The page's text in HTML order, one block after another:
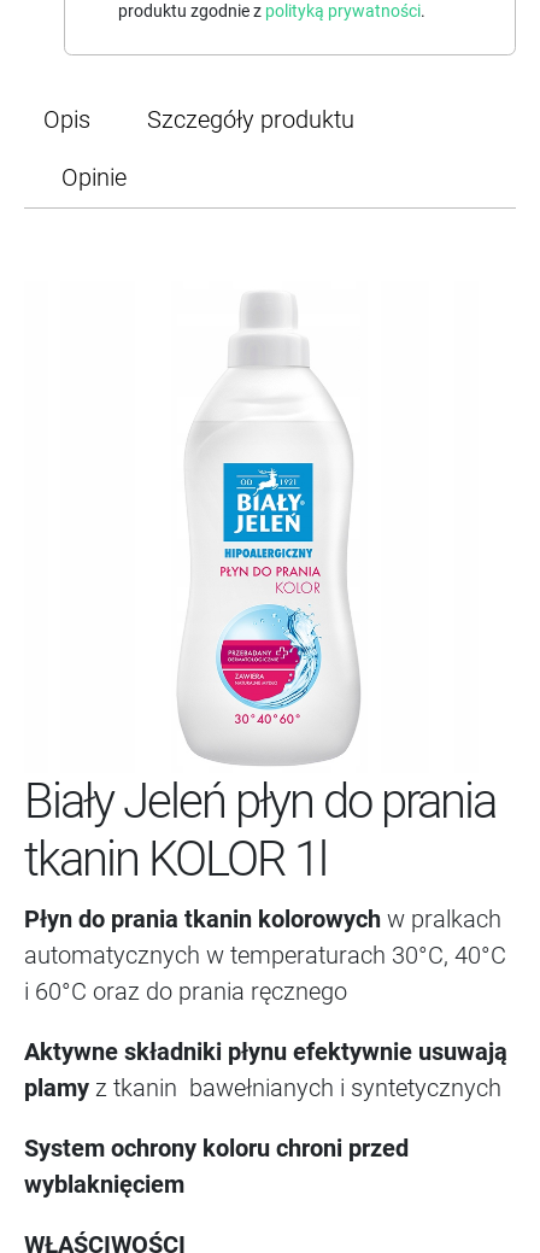
produktu zgodnie z polityką prywatności.
Opis
Szczegóły produktu
Opinie
Biały Jeleń płyn do prania
tkanin KOLOR 1l
Płyn do prania tkanin kolorowych w pralkach
automatycznych w temperaturach 30°C, 40°C
i 60°C oraz do prania ręcznego
Aktywne składniki płynu efektywnie usuwają
plamy z tkanin bawełnianych i syntetycznych
System ochrony koloru chroni przed
wyblaknięciem
WŁAŚCIWOŚCI